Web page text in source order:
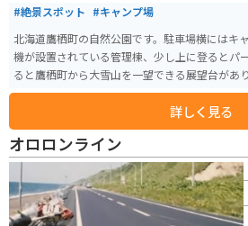
#絶景スポット #キャンプ場
北海道鷹栖町の自然公園です。駐車場横にはキ
機が設置されている管理棟、少し上に登るとパ
ると鷹栖町から大雪山を一望できる展望台があ
きる公園です。週末はキャンプ場には、かなり
詳しく見る
オロロンライン